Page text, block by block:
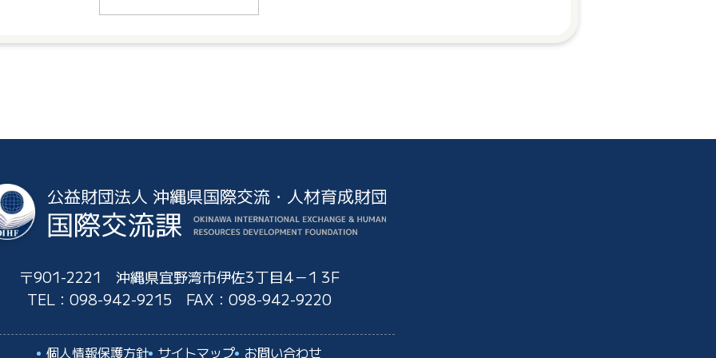
〒901-2221 沖縄県宜野湾市伊佐3丁目4－1 3F
TEL： 098-942-9215 FAX：098-942-9220
個人情報保護方針 サイトマップ お問い合わせ